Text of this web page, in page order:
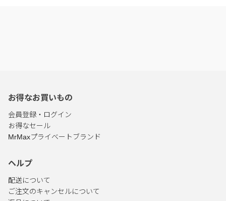
お得なお買いもの
会員登録・ログイン
お得なセール
MrMaxプライベートブランド
ヘルプ
配送について
ご注文のキャンセルについて